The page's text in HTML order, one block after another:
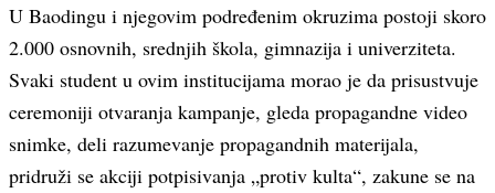
U Baodingu i njegovim podređenim okruzima postoji skoro
2.000 osnovnih, srednjih škola, gimnazija i univerziteta.
Svaki student u ovim institucijama morao je da prisustvuje
ceremoniji otvaranja kampanje, gleda propagandne video
snimke, deli razumevanje propagandnih materijala,
pridruži se akciji potpisivanja „protiv kulta“, zakune se na